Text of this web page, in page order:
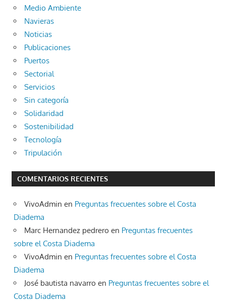
Medio Ambiente
Navieras
Noticias
Publicaciones
Puertos
Sectorial
Servicios
Sin categoría
Solidaridad
Sostenibilidad
Tecnología
Tripulación
COMENTARIOS RECIENTES
VivoAdmin en Preguntas frecuentes sobre el Costa
Diadema
Marc Hernandez pedrero en Preguntas frecuentes
sobre el Costa Diadema
VivoAdmin en Preguntas frecuentes sobre el Costa
Diadema
José bautista navarro en Preguntas frecuentes sobre el
Costa Diadema